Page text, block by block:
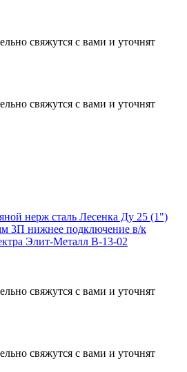
свяжутся с вами и уточнят
свяжутся с вами и уточнят
нерж сталь Лесенка Ду 25 (1")
3П нижнее подключение в/к
Элит-Металл В-13-02
свяжутся с вами и уточнят
свяжутся с вами и уточнят